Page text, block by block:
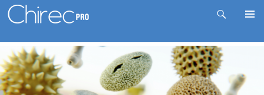
Zoeken
Spring
naar
inhoud